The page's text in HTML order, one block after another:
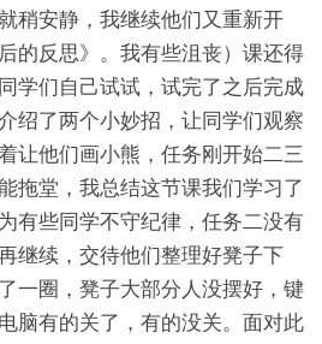
稍安静，我继续他们又重新开
的反思》。我有些沮丧）课还得
学们自己试试，试完了之后完成
绍了两个小妙招，让同学们观察
让他们画小熊，任务刚开始二三
拖堂，我总结这节课我们学习了
有些同学不守纪律，任务二没有
继续，交待他们整理好凳子下
一圈，凳子大部分人没摆好，键
脑有的关了，有的没关。面对此